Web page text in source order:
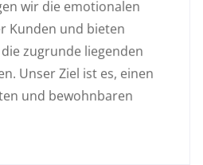
wir die emotionalen
Kunden und bieten
zugrunde liegenden
Unser Ziel ist es, einen
und bewohnbaren